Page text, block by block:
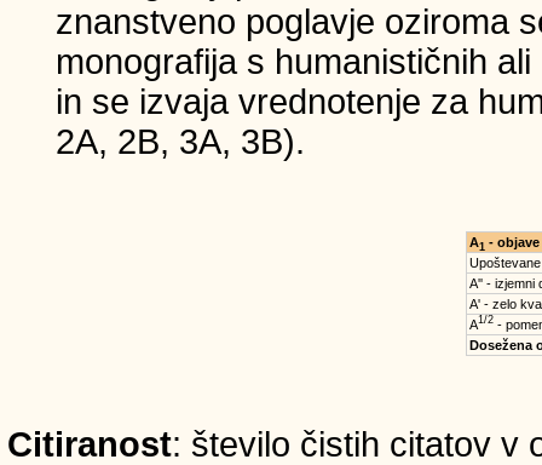
znanstveno poglavje oziroma
monografija s humanističnih
in se izvaja vrednotenje za
2A, 2B, 3A, 3B).
A1 - objave
A'' - izjemni
A' - zelo
A1/2-
Dosežena
Citiranost: število čistih citatov v